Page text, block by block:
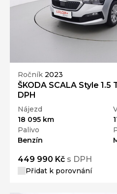
Ročník 2023
ŠKODA SCALA Style 1.5
DPH
Nájezd
18 095 km
Palivo
Benzín
449 990 Kč s DPH
Přidat k porovnání